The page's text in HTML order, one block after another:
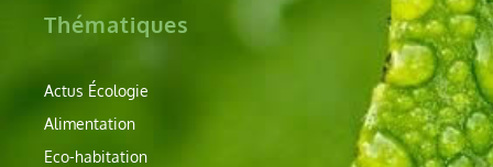
Thématiques
Actus Écologie
Alimentation
Eco-habitation